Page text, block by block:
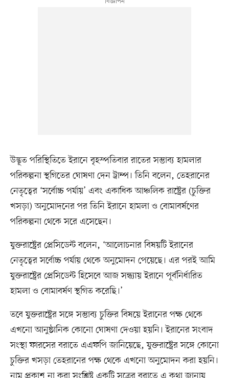
উদ্ভূত পরিস্থিতিতে ইরানে বৃহস্পতিবার রাতের সম্ভাব্য হামলার
পরিকল্পনা স্থগিতের ঘোষণা দেন ট্রাম্প। তিনি বলেন, তেহরানের
নেতৃত্বের ‘সর্বোচ্চ পর্যায়’ এবং একাধিক আঞ্চলিক রাষ্ট্রের (চুক্তির
খসড়া) অনুমোদনের পর তিনি ইরানে হামলা ও বোমাবর্ষণের
পরিকল্পনা থেকে সরে এসেছেন।
যুক্তরাষ্ট্রের প্রেসিডেন্ট বলেন, ‘আলোচনার বিষয়টি ইরানের
নেতৃত্বের সর্বোচ্চ পর্যায় থেকে অনুমোদন পেয়েছে। এর পরই আমি
যুক্তরাষ্ট্রের প্রেসিডেন্ট হিসেবে আজ সন্ধ্যায় ইরানে পূর্বনির্ধারিত
হামলা ও বোমাবর্ষণ স্থগিত করেছি।’
তবে যুক্তরাষ্ট্রের সঙ্গে সম্ভাব্য চুক্তির বিষয়ে ইরানের পক্ষ থেকে
এখনো আনুষ্ঠানিক কোনো ঘোষণা দেওয়া হয়নি। ইরানের সংবাদ
সংস্থা ফারসের বরাতে এএফপি জানিয়েছে, যুক্তরাষ্ট্রের সঙ্গে কোনো
চুক্তির খসড়া তেহরানের পক্ষ থেকে এখনো অনুমোদন করা হয়নি।